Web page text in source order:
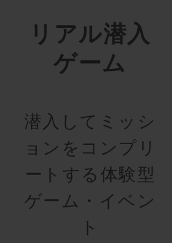
リアル潜入
ゲーム
潜入してミッシ
ョンをコンプリ
ートする体験型
ゲーム・イベン
ト